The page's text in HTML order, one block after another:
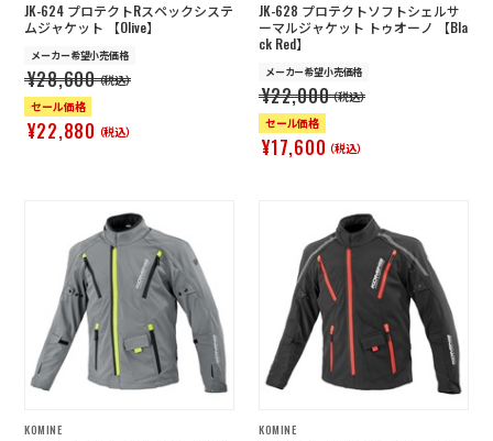
JK-624 プロテクトRスペックシステ
ムジャケット 【Olive】
メーカー希望小売価格
¥28,600（税込）
セール価格
¥22,880（税込）
JK-628 プロテクトソフトシェルサ
ーマルジャケット トゥオーノ 【Bla
ck Red】
メーカー希望小売価格
¥22,000（税込）
セール価格
¥17,600（税込）
KOMINE KOMINE